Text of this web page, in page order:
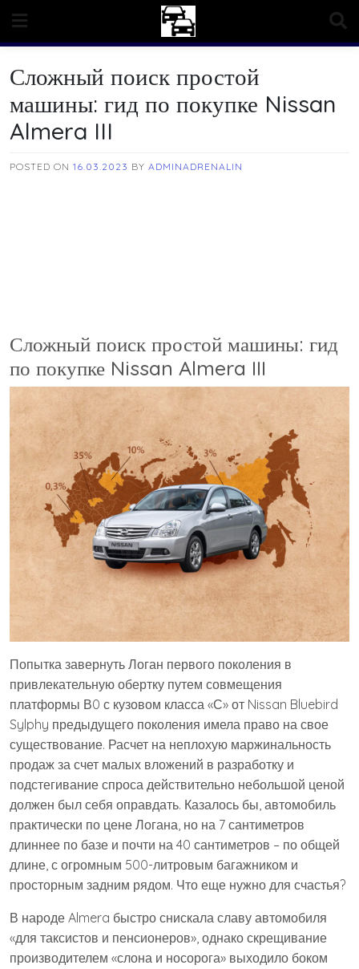
content
Сложный поиск простой
машины: гид по покупке Nissan
Almera III
POSTED ON 16.03.2023 BY ADMINADRENALIN
Сложный поиск простой машины: гид
по покупке Nissan Almera III
Попытка завернуть Логан первого поколения в
привлекательную обертку путем совмещения
платформы В0 с кузовом класса «С» от Nissan Bluebird
Sylphy предыдущего поколения имела право на свое
существование. Расчет на неплохую маржинальность
продаж за счет малых вложений в разработку и
подстегивание спроса действительно небольшой ценой
должен был себя оправдать. Казалось бы, автомобиль
практически по цене Логана, но на 7 сантиметров
длиннее по базе и почти на 40 сантиметров – по общей
длине, с огромным 500-литровым багажником и
просторным задним рядом. Что еще нужно для счастья?
В народе Almera быстро снискала славу автомобиля
«для таксистов и пенсионеров», однако скрещивание
производителем «слона и носорога» выходило боком